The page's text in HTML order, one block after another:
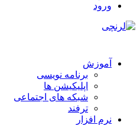
ورود
آموزش
برنامه نویسی
اپلیکیشن ها
شبکه های اجتماعی
ترفند
نرم افزار